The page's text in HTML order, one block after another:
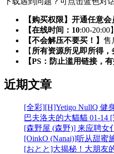
【购买权限】开通任意
【在线时间：10:00-
【不会解压不要买！】 售
【 所有资源所见即所得
【PS：防止滥用链接，
近期文章
[全彩][H]Yetigo NullQ 健
巴夫洛夫的大貓貓 01-14
[森野屋 (森野)] 来应聘女
[OinkO (Nanai)]听从甜蜜
[おとと]大揭秘！大朋友